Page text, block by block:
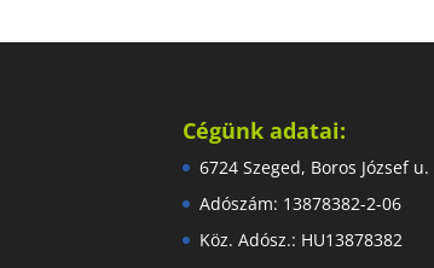
Cégünk adatai:
6724 Szeged, Boros József u.
Adószám: 13878382-2-06
Köz. Adósz.: HU13878382